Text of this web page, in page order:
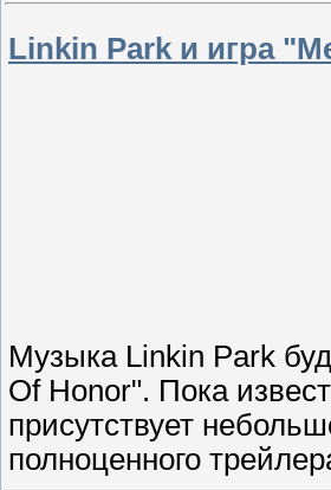
Linkin Park и игра
Музыка Linkin Park
Of Honor". Пока
присутствует
полноценного